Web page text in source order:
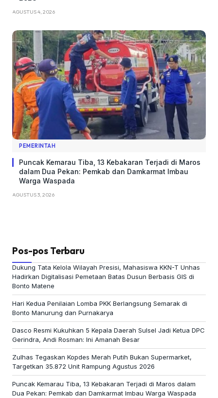
AGUSTUS 4, 2026
PEMERINTAH
Puncak Kemarau Tiba, 13 Kebakaran Terjadi di Maros
dalam Dua Pekan: Pemkab dan Damkarmat Imbau
Warga Waspada
AGUSTUS 3, 2026
Pos-pos Terbaru
Dukung Tata Kelola Wilayah Presisi, Mahasiswa KKN-T Unhas
Hadirkan Digitalisasi Pemetaan Batas Dusun Berbasis GIS di
Bonto Matene
Hari Kedua Penilaian Lomba PKK Berlangsung Semarak di
Bonto Manurung dan Purnakarya
Dasco Resmi Kukuhkan 5 Kepala Daerah Sulsel Jadi Ketua DPC
Gerindra, Andi Rosman: Ini Amanah Besar
Zulhas Tegaskan Kopdes Merah Putih Bukan Supermarket,
Targetkan 35.872 Unit Rampung Agustus 2026
Puncak Kemarau Tiba, 13 Kebakaran Terjadi di Maros dalam
Dua Pekan: Pemkab dan Damkarmat Imbau Warga Waspada